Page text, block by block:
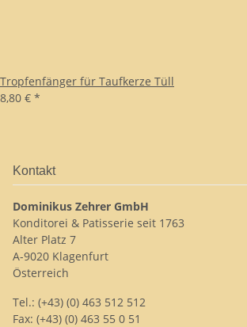
Tropfenfänger für Taufkerze Tüll
8,80 € *
Kontakt
Dominikus Zehrer GmbH
Konditorei & Patisserie seit 1763
Alter Platz 7
A-9020 Klagenfurt
Österreich
Tel.: (+43) (0) 463 512 512
Fax: (+43) (0) 463 55 0 51